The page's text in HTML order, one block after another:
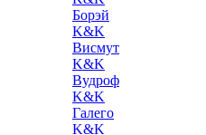
Борэй
K&K
Висмут
K&K
Вудроф
K&K
Галего
K&K